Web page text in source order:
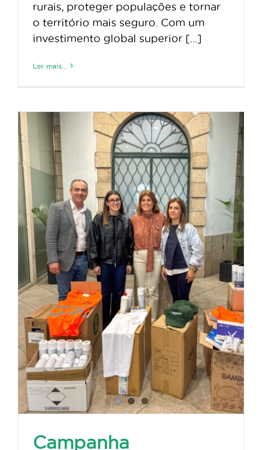
rurais, proteger populações e tornar
o território mais seguro. Com um
investimento global superior [...]
Ler mais...
Campanha